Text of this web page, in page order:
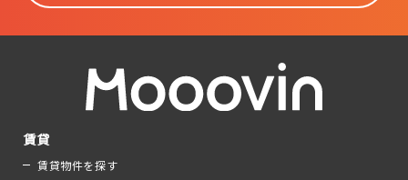
賃貸
賃貸物件を探す